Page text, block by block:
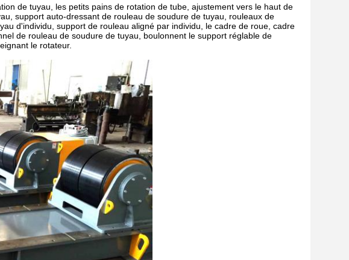
de tuyau, les petits pains de rotation de tube, ajustement vers le haut de
support auto-dressant de rouleau de soudure de tuyau, rouleaux de
d'individu, support de rouleau aligné par individu, le cadre de roue, cadre
de rouleau de soudure de tuyau, boulonnent le support réglable de
le rotateur.